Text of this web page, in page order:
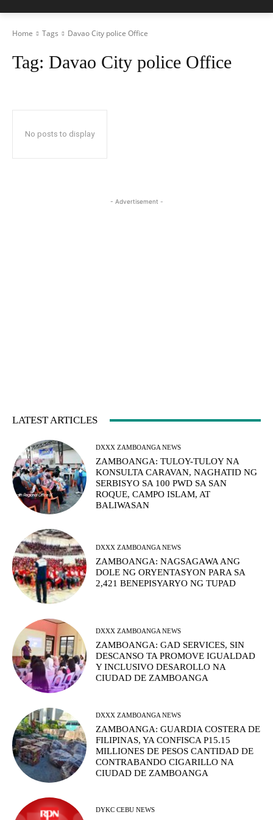
Home Tags Davao City police Office
Tag: Davao City police Office
No posts to display
- Advertisement -
LATEST ARTICLES
DXXX ZAMBOANGA NEWS
ZAMBOANGA: TULOY-TULOY NA
KONSULTA CARAVAN, NAGHATID NG
SERBISYO SA 100 PWD SA SAN
ROQUE, CAMPO ISLAM, AT
BALIWASAN
DXXX ZAMBOANGA NEWS
ZAMBOANGA: NAGSAGAWA ANG
DOLE NG ORYENTASYON PARA SA
2,421 BENEPISYARYO NG TUPAD
DXXX ZAMBOANGA NEWS
ZAMBOANGA: GAD SERVICES, SIN
DESCANSO TA PROMOVE IGUALDAD
Y INCLUSIVO DESAROLLO NA
CIUDAD DE ZAMBOANGA
DXXX ZAMBOANGA NEWS
ZAMBOANGA: GUARDIA COSTERA DE
FILIPINAS, YA CONFISCA P15.15
MILLIONES DE PESOS CANTIDAD DE
CONTRABANDO CIGARILLO NA
CIUDAD DE ZAMBOANGA
DYKC CEBU NEWS